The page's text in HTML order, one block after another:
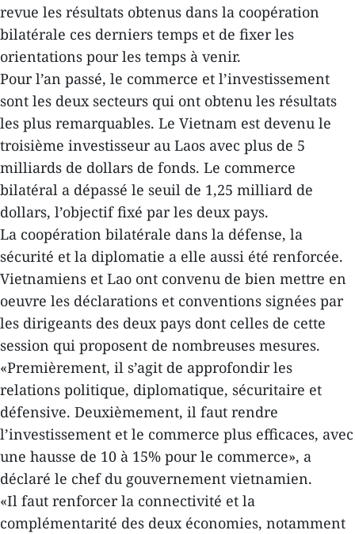
revue les résultats obtenus dans la coopération
bilatérale ces derniers temps et de fixer les
orientations pour les temps à venir.
Pour l’an passé, le commerce et l’investissement
sont les deux secteurs qui ont obtenu les résultats
les plus remarquables. Le Vietnam est devenu le
troisième investisseur au Laos avec plus de 5
milliards de dollars de fonds. Le commerce
bilatéral a dépassé le seuil de 1,25 milliard de
dollars, l’objectif fixé par les deux pays.
La coopération bilatérale dans la défense, la
sécurité et la diplomatie a elle aussi été renforcée.
Vietnamiens et Lao ont convenu de bien mettre en
oeuvre les déclarations et conventions signées par
les dirigeants des deux pays dont celles de cette
session qui proposent de nombreuses mesures.
«Premièrement, il s’agit de approfondir les
relations politique, diplomatique, sécuritaire et
défensive. Deuxièmement, il faut rendre
l’investissement et le commerce plus efficaces, avec
une hausse de 10 à 15% pour le commerce», a
déclaré le chef du gouvernement vietnamien.
«Il faut renforcer la connectivité et la
complémentarité des deux économies, notamment